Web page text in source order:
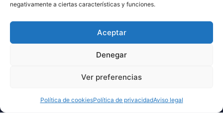
negativamente a ciertas características y funciones.
Aceptar
Denegar
Ver preferencias
Política de cookiesPolítica de privacidadAviso legal
formado por las
tecnología y los
servicios para el
Llámenos:
+34 93 238 68 68
Dónde estamos:
C/ Francisco Giner,
27, bajos
08012 Barcelona
Escríbanos:
info@techsolids.com